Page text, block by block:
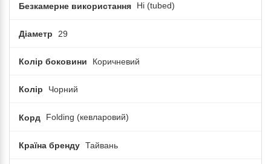
Безкамерне використання Ні (tubed)
Діаметр 29
Колір боковини Коричневий
Колір Чорний
Корд Folding (кевларовий)
Країна бренду Тайвань